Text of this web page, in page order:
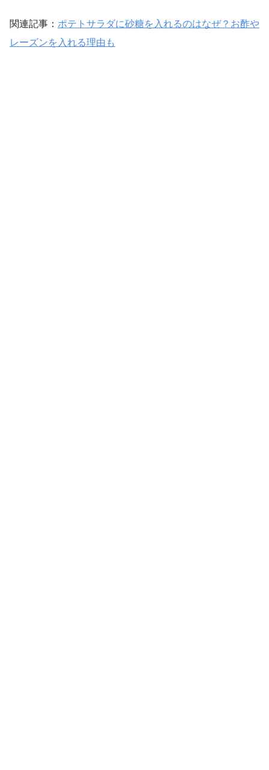
関連記事： ポテトサラダに砂糖を入れるのはなぜ？お酢や
レーズンを入れる理由も